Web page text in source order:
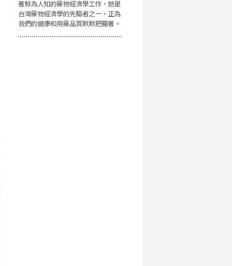
著鮮為人知的藥物經濟學工作，她是
台灣藥物經濟學的先驅者之一，正為
我們的健康和用藥品質默默把關著。